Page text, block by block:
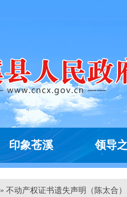
印象苍溪 领导
» 不动产权证书遗失声明（陈太合